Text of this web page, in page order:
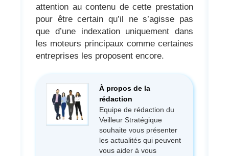
attention au contenu de cette prestation
pour être certain qu’il ne s’agisse pas
que d’une indexation uniquement dans
les moteurs principaux comme certaines
entreprises les proposent encore.
À propos de la
rédaction
Equipe de rédaction du
Veilleur Stratégique
souhaite vous présenter
les actualités qui peuvent
vous aider à vous